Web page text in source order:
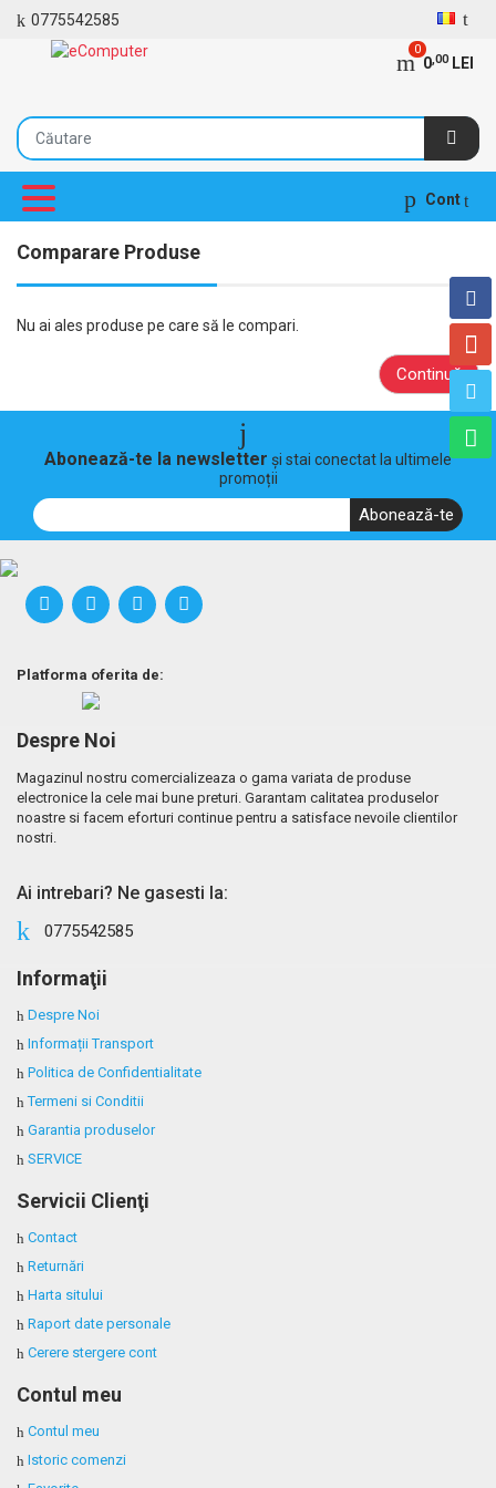
0775542585
0
0,00LEI
Cont
Comparare Produse
Nu ai ales produse pe care să le compari.
Continuă
Abonează-te la newsletter și stai conectat la ultimele
promoții
Abonează-te
Platforma oferita de:
Despre Noi
Magazinul nostru comercializeaza o gama variata de produse
electronice la cele mai bune preturi. Garantam calitatea produselor
noastre si facem eforturi continue pentru a satisface nevoile clientilor
nostri.
Ai intrebari? Ne gasesti la:
0775542585
Informaţii
Despre Noi
Informații Transport
Politica de Confidentialitate
Termeni si Conditii
Garantia produselor
SERVICE
Servicii Clienţi
Contact
Returnări
Harta sitului
Raport date personale
Cerere stergere cont
Contul meu
Contul meu
Istoric comenzi